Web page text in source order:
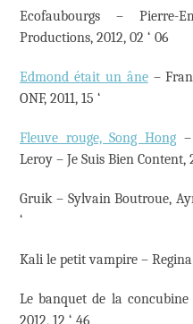
Ecofaubourgs – Pierre-
Productions, 2012, 02 ‘ 06
Edmond était un âne–
ONF, 2011, 15 ‘
Fleuve rouge, Song Hong
Leroy – Je Suis Bien Content,
Gruik – Sylvain Boutroue,
‘
Kali le petit vampire – Regina
Le banquet de la concubine
2012, 12 ‘ 46